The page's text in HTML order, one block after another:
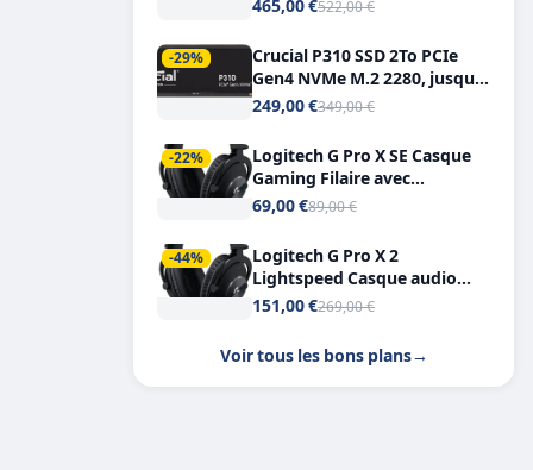
465,00 €522,00 €
-29%
Crucial P310 SSD 2To PCIe
Gen4 NVMe M.2 2280, jusqu’à
7.100 Mo/s
249,00 €349,00 €
-22%
Logitech G Pro X SE Casque
Gaming Filaire avec
Microphone Micro
7.1
69,00 €89,00 €
-44%
Logitech G Pro X 2
Lightspeed Casque audio
bluetooth
151,00 €269,00 €
Voir tous les bons plans→